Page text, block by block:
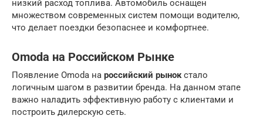
низкий расход топлива. Автомобиль оснащен
множеством современных систем помощи водителю,
что делает поездки безопаснее и комфортнее.
Omoda на Российском Рынке
Появление Omoda на российский рынокстало
логичным шагом в развитии бренда. На данном этапе
важно наладить эффективную работу с клиентами и
построить дилерскую сеть.